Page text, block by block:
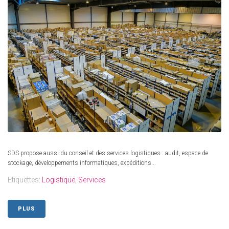
SDS propose aussi du conseil et des services logistiques : audit, espace de
stockage, développements informatiques, expéditions...
Etiquettes: Logistique Services
PLUS